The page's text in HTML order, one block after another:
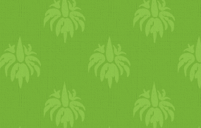
a fekete
az
Ezzel kész